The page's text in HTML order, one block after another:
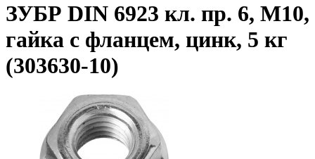
ЗУБР DIN 6923 кл. пр. 6, M10,
гайка с фланцем, цинк, 5 кг
(303630-10)